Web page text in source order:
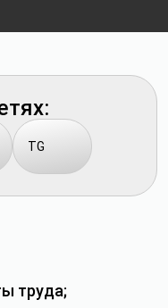
TG
труда;